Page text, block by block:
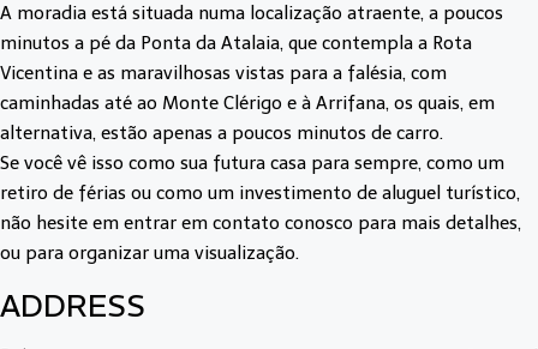
A moradia está situada numa localização atraente, a poucos
minutos a pé da Ponta da Atalaia, que contempla a Rota
Vicentina e as maravilhosas vistas para a falésia, com
caminhadas até ao Monte Clérigo e à Arrifana, os quais, em
alternativa, estão apenas a poucos minutos de carro.
Se você vê isso como sua futura casa para sempre, como um
retiro de férias ou como um investimento de aluguel turístico,
não hesite em entrar em contato conosco para mais detalhes,
ou para organizar uma visualização.
ADDRESS